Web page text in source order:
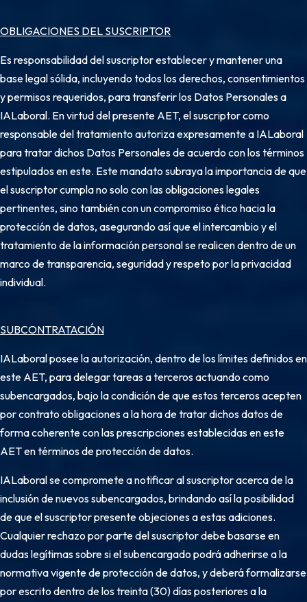
OBLIGACIONES DEL SUSCRIPTOR
Es responsabilidad del suscriptor establecer y mantener una
base legal sólida, incluyendo todos los derechos, consentimientos
y permisos requeridos, para transferir los Datos Personales a
IALaboral. En virtud del presente AET, el suscriptor como
responsable del tratamiento autoriza expresamente a IALaboral
para tratar dichos Datos Personales de acuerdo con los términos
estipulados en este. Este mandato subraya la importancia de que
el suscriptor cumpla no solo con las obligaciones legales
pertinentes, sino también con un compromiso ético hacia la
protección de datos, asegurando así que el intercambio y el
tratamiento de la información personal se realicen dentro de un
marco de transparencia, seguridad y respeto por la privacidad
individual.
SUBCONTRATACIÓN
IALaboral posee la autorización, dentro de los límites definidos en
este AET, para delegar tareas a terceros actuando como
subencargados, bajo la condición de que estos terceros acepten
por contrato obligaciones a la hora de tratar dichos datos de
forma coherente con las prescripciones establecidas en este
AET en términos de protección de datos.
IALaboral se compromete a notificar al suscriptor acerca de la
inclusión de nuevos subencargados, brindando así la posibilidad
de que el suscriptor presente objeciones a estas adiciones.
Cualquier rechazo por parte del suscriptor debe basarse en
dudas legítimas sobre si el subencargado podrá adherirse a la
normativa vigente de protección de datos, y deberá formalizarse
por escrito dentro de los treinta (30) días posteriores a la